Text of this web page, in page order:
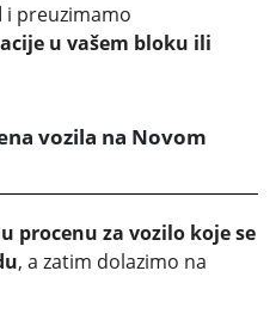
i preuzimamo
u vašem bloku ili
vozila na Novom
procenu za vozilo koje se
, a zatim dolazimo na